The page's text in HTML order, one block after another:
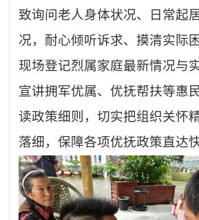
致询问老人身体状况、日常起
况，耐心倾听诉求、摸清实际
现场登记烈属家庭最新情况与
宣讲拥军优属、优抚帮扶等惠
读政策细则，切实把组织关怀
落细，保障各项优抚政策直达快